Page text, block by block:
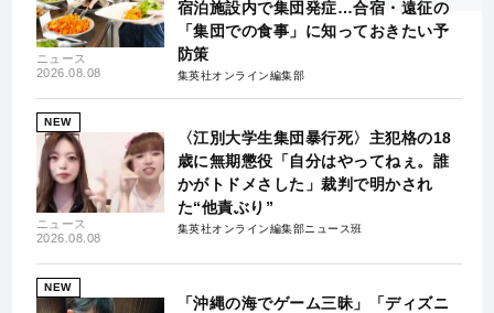
ニュース
2026.08.08
宿泊施設内で集団発症…合宿・遠征の
「集団での食事」に知っておきたい予
防策
集英社オンライン編集部
NEW
ニュース
2026.08.08
〈江別大学生集団暴行死〉主犯格の18
歳に無期懲役「自分はやってねぇ。誰
かがトドメさした」裁判で明かされ
た“他責ぶり”
集英社オンライン編集部ニュース班
NEW
「沖縄の海でゲーム三昧」「ディズニ